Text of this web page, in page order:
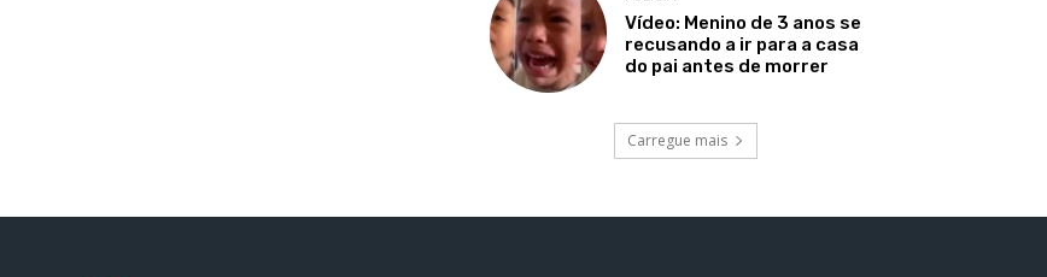
Vídeo: Menino de 3 anos se
recusando a ir para a casa
do pai antes de morrer
Carregue mais